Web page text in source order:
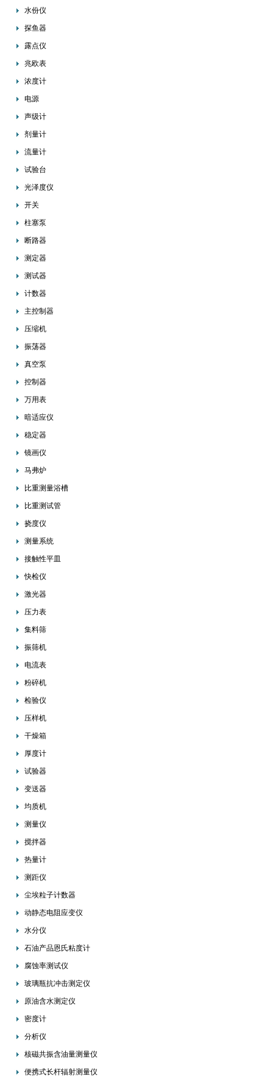
水份仪
探鱼器
露点仪
兆欧表
浓度计
电源
声级计
剂量计
流量计
试验台
光泽度仪
开关
柱塞泵
断路器
测定器
测试器
计数器
主控制器
压缩机
振荡器
真空泵
控制器
万用表
暗适应仪
稳定器
镜画仪
马弗炉
比重测量浴槽
比重测试管
挠度仪
测量系统
接触性平皿
快检仪
激光器
压力表
集料筛
振筛机
电流表
粉碎机
检验仪
压样机
干燥箱
厚度计
试验器
变送器
均质机
测量仪
搅拌器
热量计
测距仪
尘埃粒子计数器
动静态电阻应变仪
水分仪
石油产品恩氏粘度计
腐蚀率测试仪
玻璃瓶抗冲击测定仪
原油含水测定仪
密度计
分析仪
核磁共振含油量测量仪
便携式长杆辐射测量仪